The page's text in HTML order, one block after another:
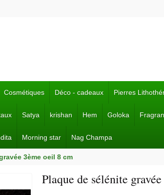
Cosmétiques Déco - cadeaux Pierres
Satya krishan Hem Goloka
Morning star Nag Champa
3ème oeil 8 cm
Plaque de sélénite